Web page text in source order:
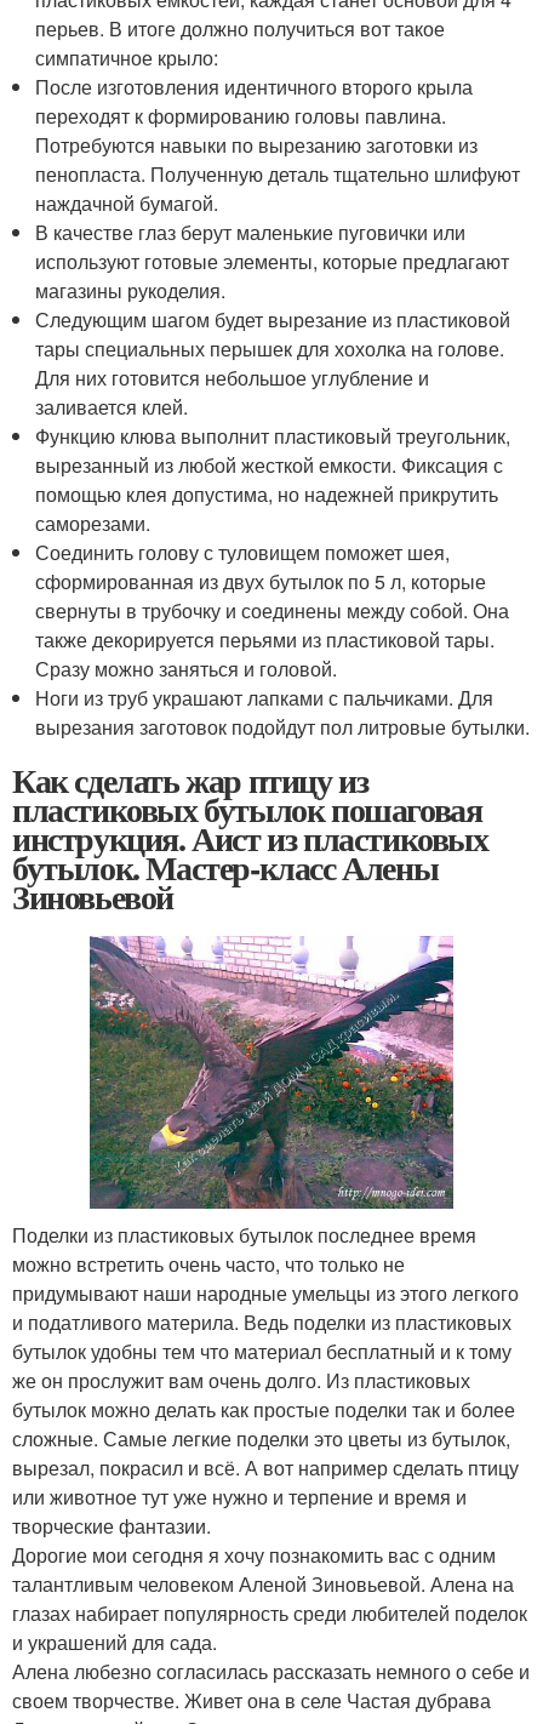
перьев. В итоге должно получиться вот такое
симпатичное крыло:
После изготовления идентичного второго крыла
переходят к формированию головы павлина.
Потребуются навыки по вырезанию заготовки из
пенопласта. Полученную деталь тщательно шлифуют
наждачной бумагой.
В качестве глаз берут маленькие пуговички или
используют готовые элементы, которые предлагают
магазины рукоделия.
Следующим шагом будет вырезание из пластиковой
тары специальных перышек для хохолка на голове.
Для них готовится небольшое углубление и
заливается клей.
Функцию клюва выполнит пластиковый треугольник,
вырезанный из любой жесткой емкости. Фиксация с
помощью клея допустима, но надежней прикрутить
саморезами.
Соединить голову с туловищем поможет шея,
сформированная из двух бутылок по 5 л, которые
свернуты в трубочку и соединены между собой. Она
также декорируется перьями из пластиковой тары.
Сразу можно заняться и головой.
Ноги из труб украшают лапками с пальчиками. Для
вырезания заготовок подойдут пол литровые бутылки.
Как сделать жар птицу из
пластиковых бутылок пошаговая
инструкция. Аист из пластиковых
бутылок. Мастер-класс Алены
Зиновьевой
Поделки из пластиковых бутылок последнее время
можно встретить очень часто, что только не
придумывают наши народные умельцы из этого легкого
и податливого материла. Ведь поделки из пластиковых
бутылок удобны тем что материал бесплатный и к тому
же он прослужит вам очень долго. Из пластиковых
бутылок можно делать как простые поделки так и более
сложные. Самые легкие поделки это цветы из бутылок,
вырезал, покрасил и всё. А вот например сделать птицу
или животное тут уже нужно и терпение и время и
творческие фантазии.
Дорогие мои сегодня я хочу познакомить вас с одним
талантливым человеком Аленой Зиновьевой. Алена на
глазах набирает популярность среди любителей поделок
и украшений для сада.
Алена любезно согласилась рассказать немного о себе и
своем творчестве. Живет она в селе Частая дубрава